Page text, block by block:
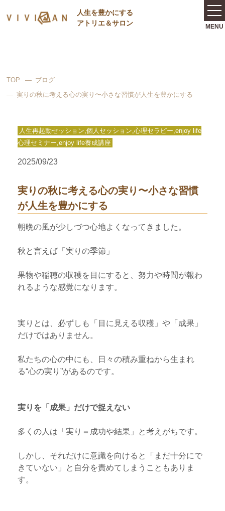
⼈⽣を豊かにする
アトリエ＆サロン
TOP
ブログ
実りの秋に考える心の実り〜小さな習慣が人生を豊かにする
人生再起動セッション,個人セッション,心理セラピー,enjoy life
心理セミナー,enjoy life養成講座
2025/09/23
実りの秋に考える心の実り〜小さな習慣
が人生を豊かにする
朝晩の風が少しづつ心地よくなってきました。
秋と言えば「実りの季節」
果物や稲穂の収穫を目にすると、努力や時間が報わ
れるような感覚になります。
実りとは、必ずしも「目に見える収穫」や「成果」
だけではありません。
私たちの心の中にも、日々の積み重ねから生まれ
る“心の実り”があるのです。
実りを「成果」だけで捉えない
多くの人は「実り＝成功や結果」と考えがちです。
しかし、それだけに意識を向けると「まだ十分にで
きていない」と自分を責めてしまうこともありま
す。